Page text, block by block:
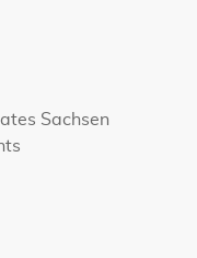
Sachsen